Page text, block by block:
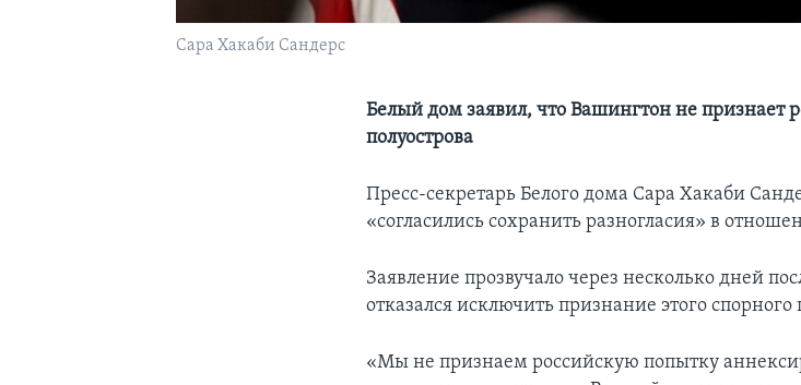
Сара Хакаби Сандерс
Белый дом заявил, что Вашингтон не признает
полуострова
Пресс-секретарь Белого дома Сара Хакаби
«согласились сохранить разногласия» в
Заявление прозвучало через несколько дней
отказался исключить признание этого спорного
«Мы не признаем российскую попытку